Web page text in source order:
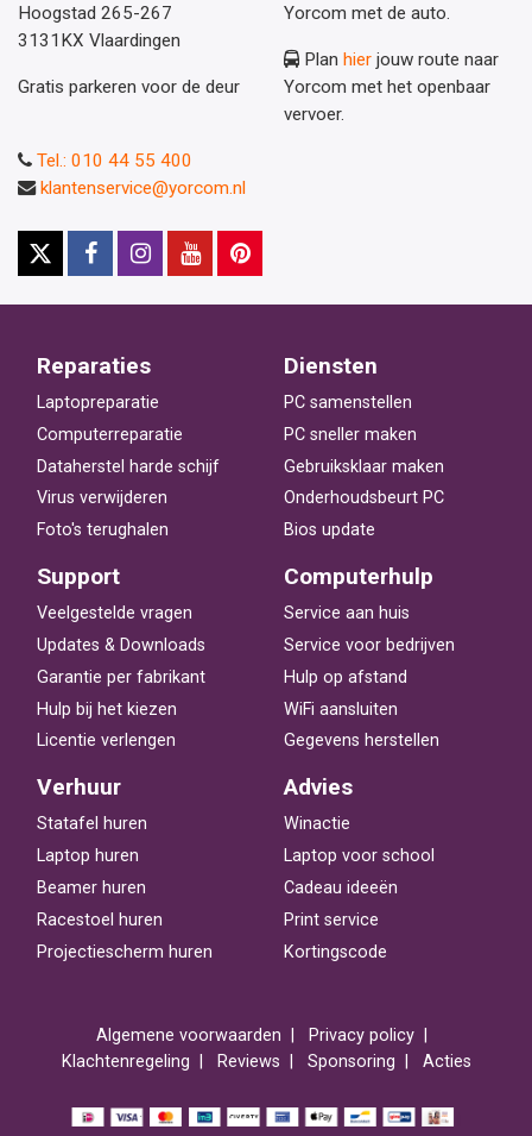
Hoogstad 265-267
3131KX Vlaardingen
Gratis parkeren voor de deur
Yorcom met de auto.
Plan hier jouw route naar
Yorcom met het openbaar
vervoer.
Tel.: 010 44 55 400
klantenservice@yorcom.nl
Reparaties
Laptopreparatie
Computerreparatie
Dataherstel harde schijf
Virus verwijderen
Foto's terughalen
Diensten
PC samenstellen
PC sneller maken
Gebruiksklaar maken
Onderhoudsbeurt PC
Bios update
Support
Veelgestelde vragen
Updates & Downloads
Garantie per fabrikant
Hulp bij het kiezen
Licentie verlengen
Computerhulp
Service aan huis
Service voor bedrijven
Hulp op afstand
WiFi aansluiten
Gegevens herstellen
Verhuur
Statafel huren
Laptop huren
Beamer huren
Racestoel huren
Projectiescherm huren
Advies
Winactie
Laptop voor school
Cadeau ideeën
Print service
Kortingscode
Algemene voorwaarden
Privacy policy
Klachtenregeling
Reviews Sponsoring Acties